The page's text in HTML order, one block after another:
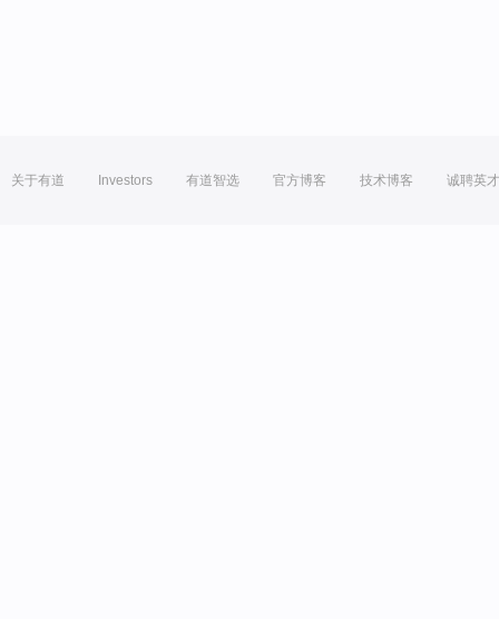
关于有道 Investors 有道智选 官方博客 技术博客 诚聘英才